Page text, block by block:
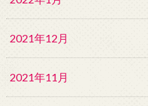
2021年12月
2021年11月